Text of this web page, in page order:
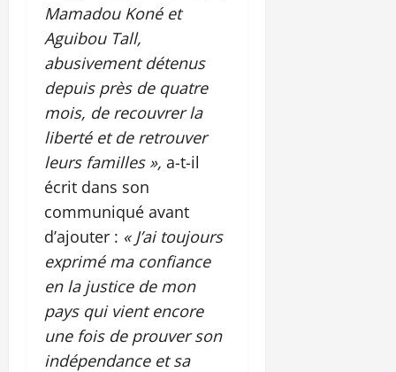
Mamadou Koné et
Aguibou Tall,
abusivement détenus
depuis près de quatre
mois, de recouvrer la
liberté et de retrouver
leurs familles », a-t-il
écrit dans son
communiqué avant
d’ajouter : « J’ai toujours
exprimé ma confiance
en la justice de mon
pays qui vient encore
une fois de prouver son
indépendance et sa